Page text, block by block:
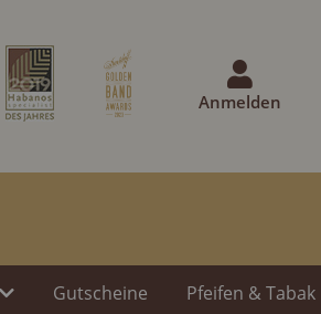
Anmelden
Gutscheine Pfeifen & Tabak